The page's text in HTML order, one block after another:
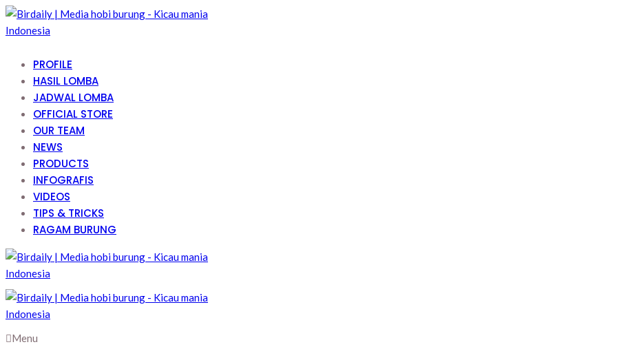
PROFILE
HASIL LOMBA
JADWAL LOMBA
OFFICIAL STORE
OUR TEAM
NEWS
PRODUCTS
INFOGRAFIS
VIDEOS
TIPS & TRICKS
RAGAM BURUNG
Menu